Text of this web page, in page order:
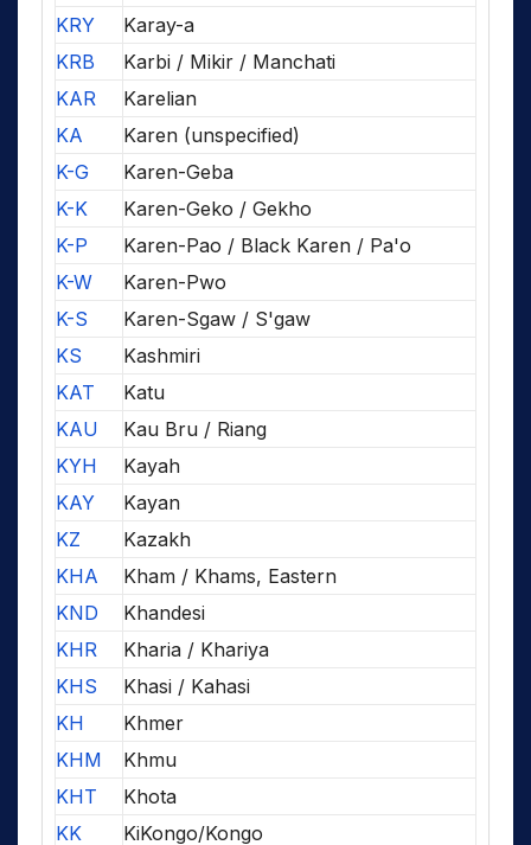
KRY
Karay-a
KRB
Karbi / Mikir / Manchati
KAR
Karelian
KA
Karen (unspecified)
K-G
Karen-Geba
K-K
Karen-Geko / Gekho
K-P
Karen-Pao / Black Karen / Pa'o
K-W
Karen-Pwo
K-S
Karen-Sgaw / S'gaw
KS
Kashmiri
KAT
Katu
KAU
Kau Bru / Riang
KYH
Kayah
KAY
Kayan
KZ
Kazakh
KHA
Kham / Khams, Eastern
KND
Khandesi
KHR
Kharia / Khariya
KHS
Khasi / Kahasi
KH
Khmer
KHM
Khmu
KHT
Khota
KK
KiKongo/Kongo